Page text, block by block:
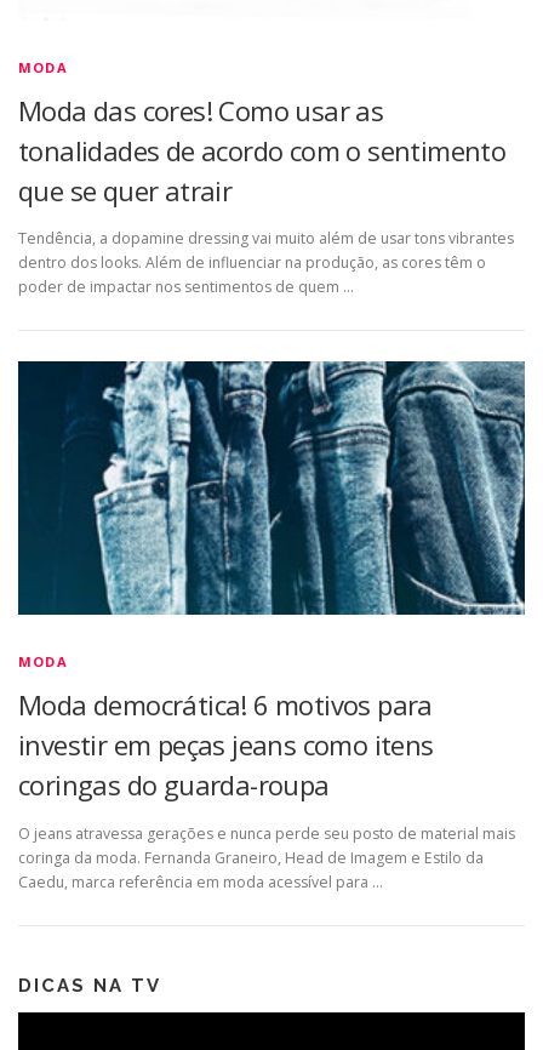
MODA
Moda das cores! Como usar as
tonalidades de acordo com o sentimento
que se quer atrair
Tendência, a dopamine dressing vai muito além de usar tons vibrantes
dentro dos looks. Além de influenciar na produção, as cores têm o
poder de impactar nos sentimentos de quem …
MODA
Moda democrática! 6 motivos para
investir em peças jeans como itens
coringas do guarda-roupa
O jeans atravessa gerações e nunca perde seu posto de material mais
coringa da moda. Fernanda Graneiro, Head de Imagem e Estilo da
Caedu, marca referência em moda acessível para …
DICAS NA TV